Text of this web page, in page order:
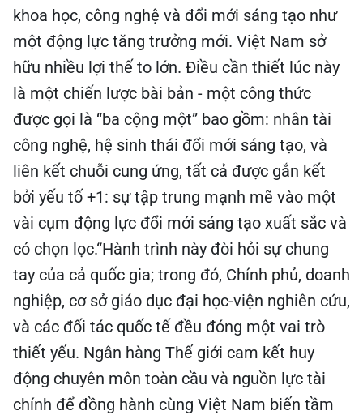
khoa học, công nghệ và đổi mới sáng tạo như
một động lực tăng trưởng mới. Việt Nam sở
hữu nhiều lợi thế to lớn. Điều cần thiết lúc này
là một chiến lược bài bản - một công thức
được gọi là “ba cộng một” bao gồm: nhân tài
công nghệ, hệ sinh thái đổi mới sáng tạo, và
liên kết chuỗi cung ứng, tất cả được gắn kết
bởi yếu tố +1: sự tập trung mạnh mẽ vào một
vài cụm động lực đổi mới sáng tạo xuất sắc và
có chọn lọc.“Hành trình này đòi hỏi sự chung
tay của cả quốc gia; trong đó, Chính phủ, doanh
nghiệp, cơ sở giáo dục đại học-viện nghiên cứu,
và các đối tác quốc tế đều đóng một vai trò
thiết yếu. Ngân hàng Thế giới cam kết huy
động chuyên môn toàn cầu và nguồn lực tài
chính để đồng hành cùng Việt Nam biến tầm